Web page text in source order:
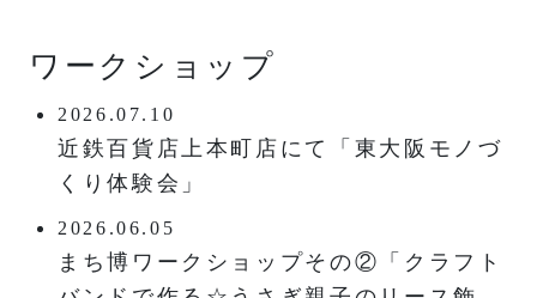
ワークショップ
2026.07.10
近鉄百貨店上本町店にて「東大阪モノづ
くり体験会」
2026.06.05
まち博ワークショップその②「クラフト